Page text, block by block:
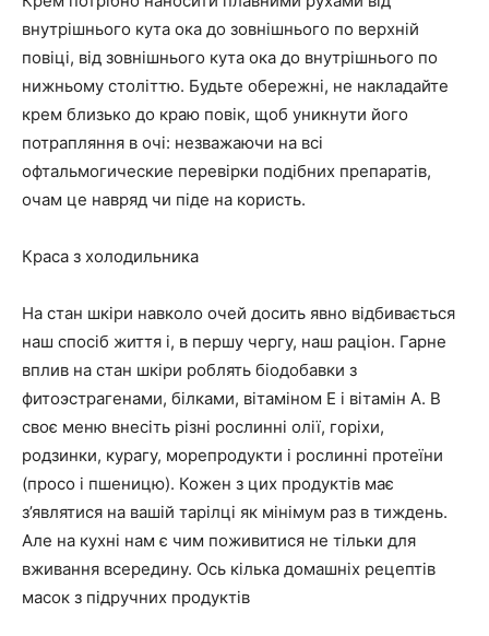
внутрішнього кута ока до зовнішнього по верхній
повіці, від зовнішнього кута ока до внутрішнього по
нижньому століттю. Будьте обережні, не накладайте
крем близько до краю повік, щоб уникнути його
потрапляння в очі: незважаючи на всі
офтальмогические перевірки подібних препаратів,
очам це навряд чи піде на користь.
Краса з холодильника
На стан шкіри навколо очей досить явно відбивається
наш спосіб життя і, в першу чергу, наш раціон. Гарне
вплив на стан шкіри роблять біодобавки з
фитоэстрагенами, білками, вітаміном Е і вітамін А. В
своє меню внесіть різні рослинні олії, горіхи,
родзинки, курагу, морепродукти і рослинні протеїни
(просо і пшеницю). Кожен з цих продуктів має
з’являтися на вашій тарілці як мінімум раз в тиждень.
Але на кухні нам є чим поживитися не тільки для
вживання всередину. Ось кілька домашніх рецептів
масок з підручних продуктів